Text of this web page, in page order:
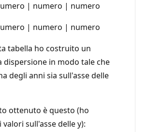
| numero | numero
| numero | numero
tabella ho costruito un
dispersione in modo tale che
degli anni sia sull'asse delle
ottenuto è questo (ho
sull'asse delle y):